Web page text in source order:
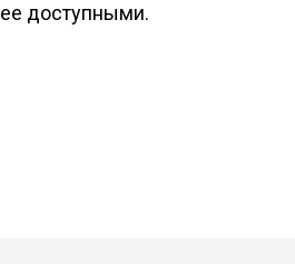
доступными.